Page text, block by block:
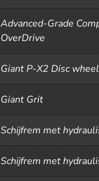
Advanced-Grade
OverDrive
Giant P-X2 Disc
Giant Grit
Schijfrem met
Schijfrem met